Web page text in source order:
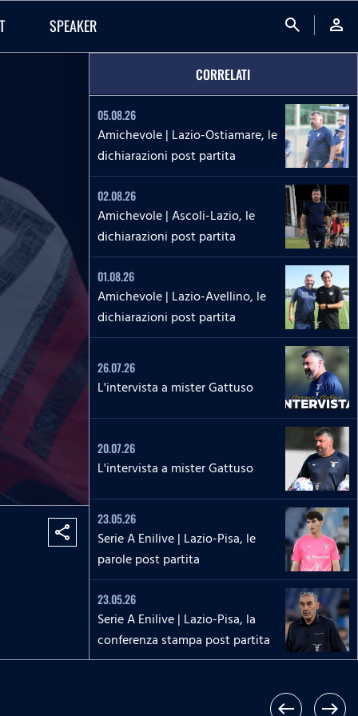
SPEAKER search person
share
CORRELATI
05.08.26
Amichevole | Lazio-Ostiamare, le
dichiarazioni post partita
02.08.26
Amichevole | Ascoli-Lazio, le
dichiarazioni post partita
01.08.26
Amichevole | Lazio-Avellino, le
dichiarazioni post partita
26.07.26
L'intervista a mister Gattuso
20.07.26
L'intervista a mister Gattuso
23.05.26
Serie A Enilive | Lazio-Pisa, le
parole post partita
23.05.26
Serie A Enilive | Lazio-Pisa, la
conferenza stampa post partita
west east